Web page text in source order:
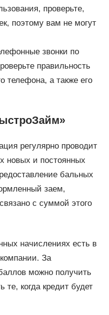
проверьте,
поэтому вам не могут
звонки по
правильность
телефона, а также его
регулярно проводит
новых и постоянных
бальных
заем,
с суммой этого
начислениях есть в
За
можно получить
те, когда кредит будет